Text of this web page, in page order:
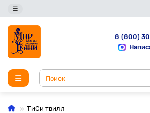
8 (800)
ТиСи твилл